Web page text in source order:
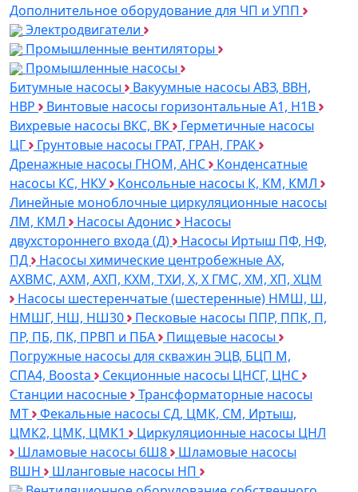
Дополнительное оборудование для ЧП и УПП
Электродвигатели
Промышленные вентиляторы
Промышленные насосы
Битумные насосы
Вакуумные насосы АВЗ, ВВН,
НВР
Винтовые насосы горизонтальные А1, Н1В
Вихревые насосы ВКС, ВК
Герметичные насосы
ЦГ
Грунтовые насосы ГРАТ, ГРАН, ГРАК
Дренажные насосы ГНОМ, АНС
Конденсатные
насосы КС, НКУ
Консольные насосы К, КМ, КМЛ
Линейные моноблочные циркуляционные насосы
ЛМ, КМЛ
Насосы Адонис
Насосы
двухстороннего входа (Д)
Насосы Иртыш ПФ, НФ,
ПД
Насосы химические центробежные АХ,
АХВМС, АХМ, АХП, КХМ, ТХИ, Х, Х ГМС, ХМ, ХП, ХЦМ
Насосы шестеренчатые (шестеренные) НМШ, Ш,
НМШГ, НШ, НШ30
Песковые насосы ППР, ППК, П,
ПР, ПБ, ПК, ПРВП и ПБА
Пищевые насосы
Погружные насосы для скважин ЭЦВ, БЦП М,
СПА4, Boosta
Секционные насосы ЦНСГ, ЦНС
Станции насосные
Трансформаторные насосы
МТ
Фекальные насосы СД, ЦМК, СМ, Иртыш,
ЦМК2, ЦМК, ЦМК1
Циркуляционные насосы ЦНЛ
Шламовые насосы 6Ш8
Шламовые насосы
ВШН
Шланговые насосы НП